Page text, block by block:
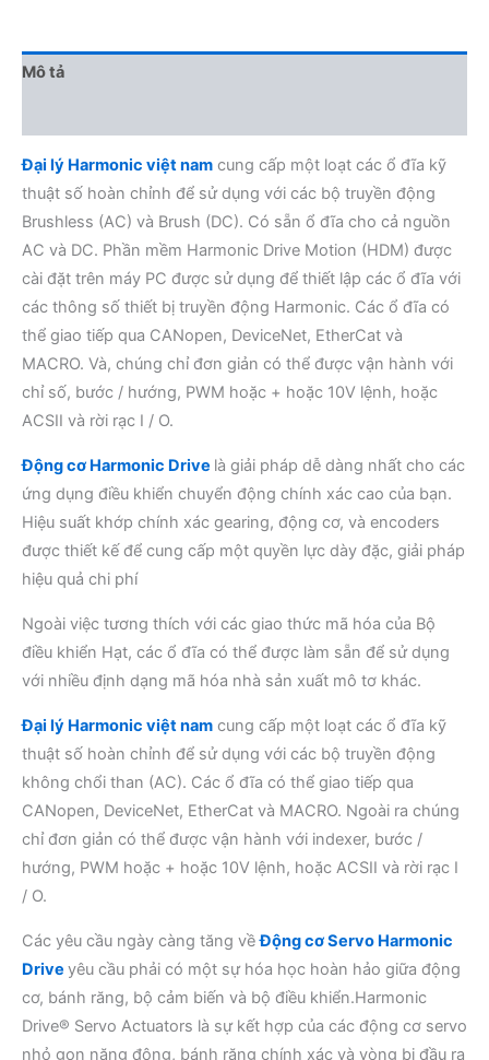
Mô tả
Đại lý Harmonic việt nam cung cấp một loạt các ổ đĩa kỹ
thuật số hoàn chỉnh để sử dụng với các bộ truyền động
Brushless (AC) và Brush (DC). Có sẵn ổ đĩa cho cả nguồn
AC và DC. Phần mềm Harmonic Drive Motion (HDM) được
cài đặt trên máy PC được sử dụng để thiết lập các ổ đĩa với
các thông số thiết bị truyền động Harmonic. Các ổ đĩa có
thể giao tiếp qua CANopen, DeviceNet, EtherCat và
MACRO. Và, chúng chỉ đơn giản có thể được vận hành với
chỉ số, bước / hướng, PWM hoặc + hoặc 10V lệnh, hoặc
ACSII và rời rạc I / O.
Động cơ Harmonic Drive là giải pháp dễ dàng nhất cho các
ứng dụng điều khiển chuyển động chính xác cao của bạn.
Hiệu suất khớp chính xác gearing, động cơ, và encoders
được thiết kế để cung cấp một quyền lực dày đặc, giải pháp
hiệu quả chi phí
Ngoài việc tương thích với các giao thức mã hóa của Bộ
điều khiển Hạt, các ổ đĩa có thể được làm sẵn để sử dụng
với nhiều định dạng mã hóa nhà sản xuất mô tơ khác.
Đại lý Harmonic việt nam cung cấp một loạt các ổ đĩa kỹ
thuật số hoàn chỉnh để sử dụng với các bộ truyền động
không chổi than (AC). Các ổ đĩa có thể giao tiếp qua
CANopen, DeviceNet, EtherCat và MACRO. Ngoài ra chúng
chỉ đơn giản có thể được vận hành với indexer, bước /
hướng, PWM hoặc + hoặc 10V lệnh, hoặc ACSII và rời rạc I
/ O.
Các yêu cầu ngày càng tăng vềĐộng cơ Servo Harmonic
Drive yêu cầu phải có một sự hóa học hoàn hảo giữa động
cơ, bánh răng, bộ cảm biến và bộ điều khiển.Harmonic
Drive® Servo Actuators là sự kết hợp của các động cơ servo
nhỏ gọn năng động, bánh răng chính xác và vòng bi đầu ra